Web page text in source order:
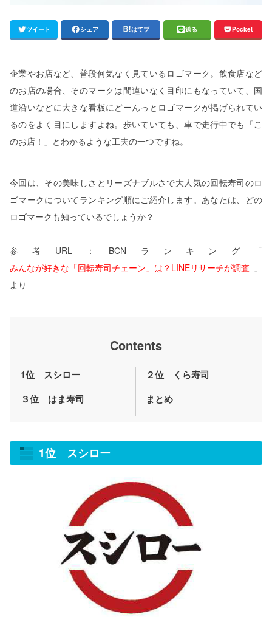
ツイート シェア はてブ 送る Pocket
企業やお店など、普段何気なく見ているロゴマーク。飲食店など
のお店の場合、そのマークは間違いなく目印にもなっていて、国
道沿いなどに大きな看板にどーんっとロゴマークが掲げられてい
るのをよく目にしますよね。歩いていても、車で走行中でも「こ
のお店！」とわかるような工夫の一つですね。
今回は、その美味しさとリーズナブルさで大人気の回転寿司のロ
ゴマークについてランキング順にご紹介します。あなたは、どの
ロゴマークも知っているでしょうか？
参考URL：BCNランキング「
みんなが好きな「回転寿司チェーン」は？LINEリサーチが調査 」
より
Contents
1位 スシロー
２位 くら寿司
３位 はま寿司
まとめ
1位 スシロー